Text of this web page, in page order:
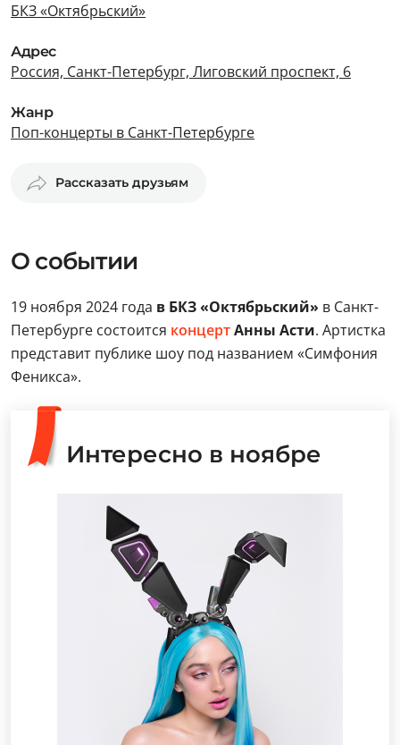
БКЗ «Октябрьский»
Адрес
Россия, Санкт-Петербург, Лиговский проспект, 6
Жанр
Поп-концерты в Санкт-Петербурге
Рассказать друзьям
О событии
19 ноября 2024 года в БКЗ «Октябрьский» в Санкт-
Петербурге состоится концертАнны Асти. Артистка
представит публике шоу под названием «Симфония
Феникса».
Интересно в ноябре